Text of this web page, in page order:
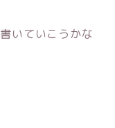
書いていこうかな